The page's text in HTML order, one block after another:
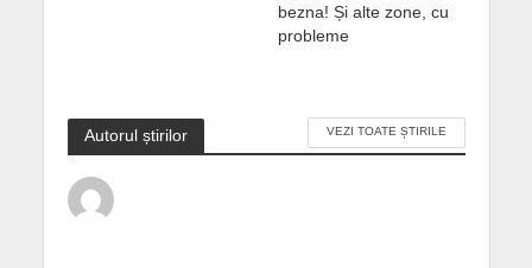
bezna! Și alte zone, cu
probleme
Autorul știrilor VEZI TOATE ȘTIRILE